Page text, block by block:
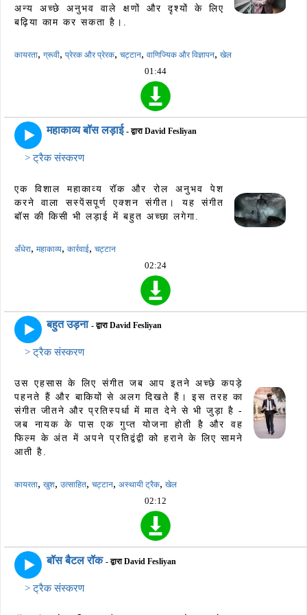
अन्य अच्छे अनुभव वाले क्षणों और दृश्यों के लिए
बढ़िया काम कर सकता है।.
कायरता, ग्रूवी, प्रेरक और प्रेरक, चट्टान, वाणिज्यिक और विज्ञापन, खेल
01:44
महाकाव्य बॉस लड़ाई - द्वारा David Fesliyan
> ट्रैक संस्करण
एक विशाल महाकाव्य रॉक और रोल अनुभव पेश
करने वाला सस्पेंसपूर्ण एक्शन संगीत। यह संगीत
बॉस की किसी भी लड़ाई में बहुत अच्छा लगेगा.
अँधेरा, महाकाव्य, कार्रवाई, चट्टान
02:24
बहुत उड़ना - द्वारा David Fesliyan
> ट्रैक संस्करण
उस एहसास के लिए संगीत जब आप इतने अच्छे कपड़े
पहनते हैं और बाकियों से अलग दिखते हैं। इस तरह का
संगीत जीतने और प्रतिस्पर्धा में मात देने से भी जुड़ा है -
जब नायक के पास एक गुप्त योजना होती है और वह
फिल्म के अंत में अपने प्रतिद्वंद्वी को हराने के लिए सामने
आती है.
कायरता, खुश, उत्साहित, चट्टान, अस्थायी ट्रैक, खेल
02:12
बॉस बैटल रॉक - द्वारा David Fesliyan
> ट्रैक संस्करण